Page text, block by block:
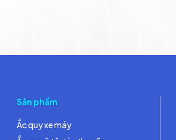
Sản phẩm
Ắc quy xe máy